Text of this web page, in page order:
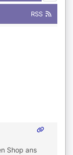
RSS
Shop ans